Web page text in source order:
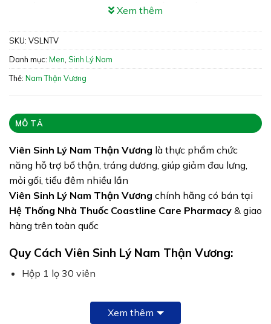
thận, tráng dương. Giúp tăng cường chức năng sinh lý
giảm đau lưng, mỏi gối, tiểu đêm nhiều lần do chức
năng thận suy giảm
Xuất xứ: Việt Nam
Quy cách: Hộp 30 viên
Tình trạng hàng: Hết Hàng
Xem thêm
SKU: VSLNTV
Danh mục: Men Sinh Lý Nam
Thẻ: Nam Thận Vương
MÔ TẢ
Viên Sinh Lý Nam Thận Vương là thực phẩm chức
năng hỗ trợ bổ thận, tráng dương, giúp giảm đau lưng,
mỏi gối, tiểu đêm nhiều lần
Viên Sinh Lý Nam Thận Vương chính hãng có bán tại
Hệ Thống Nhà Thuốc Coastline Care Pharmacy & giao
hàng trên toàn quốc
Quy Cách Viên Sinh Lý Nam Thận Vương:
Hộp 1 lọ 30 viên
Thành Phần Viên Sinh Lý Nam Thận Vương:
Mỗi viên chứa cao dược liệu tương đương dược liệu thô:
Xem thêm